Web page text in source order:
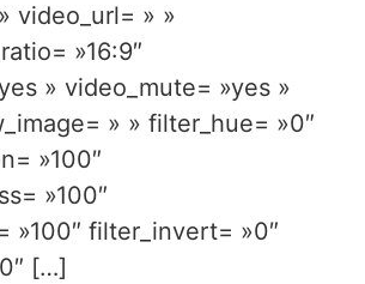
video_url= » »
»16:9″
» video_mute= »yes »
» » filter_hue= »0″
»100″
»100″
»100″ filter_invert= »0″
[…]